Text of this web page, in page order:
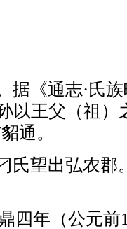
《通志·氏
以王父（祖）
通。
氏望出弘农郡
四年（公元前